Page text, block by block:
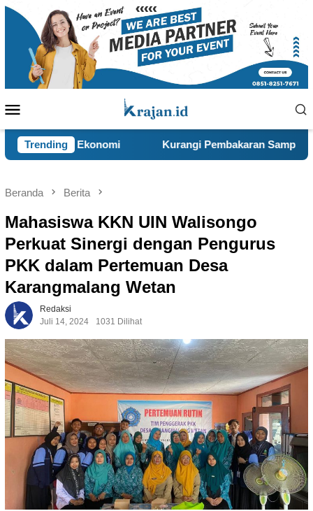
Loncat
Mobile
TrendingKurangi Pembakaran Sampah Terbuka, KKN 120
Beranda Berita
Mahasiswa KKN UIN Walisongo
Perkuat Sinergi dengan Pengurus
PKK dalam Pertemuan Desa
Karangmalang Wetan
Redaksi
Juli 14, 2024
1031 Dilihat